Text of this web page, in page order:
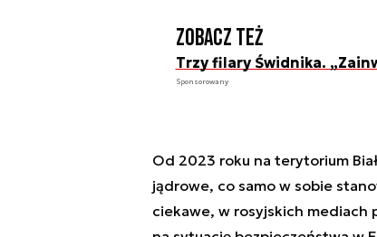
Zobacz też
Trzy filary Świdnika.
Sponsorowany
Od 2023 roku na terytorium
jądrowe, co samo w sobie
ciekawe, w rosyjskich mediach